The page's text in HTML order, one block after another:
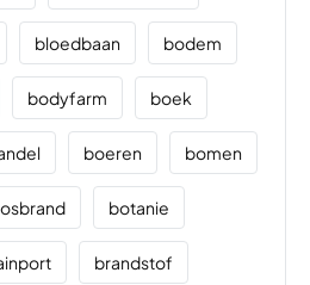
bloedbaan bodem
bodyfarm boek
boeren bomen
botanie
brandstof